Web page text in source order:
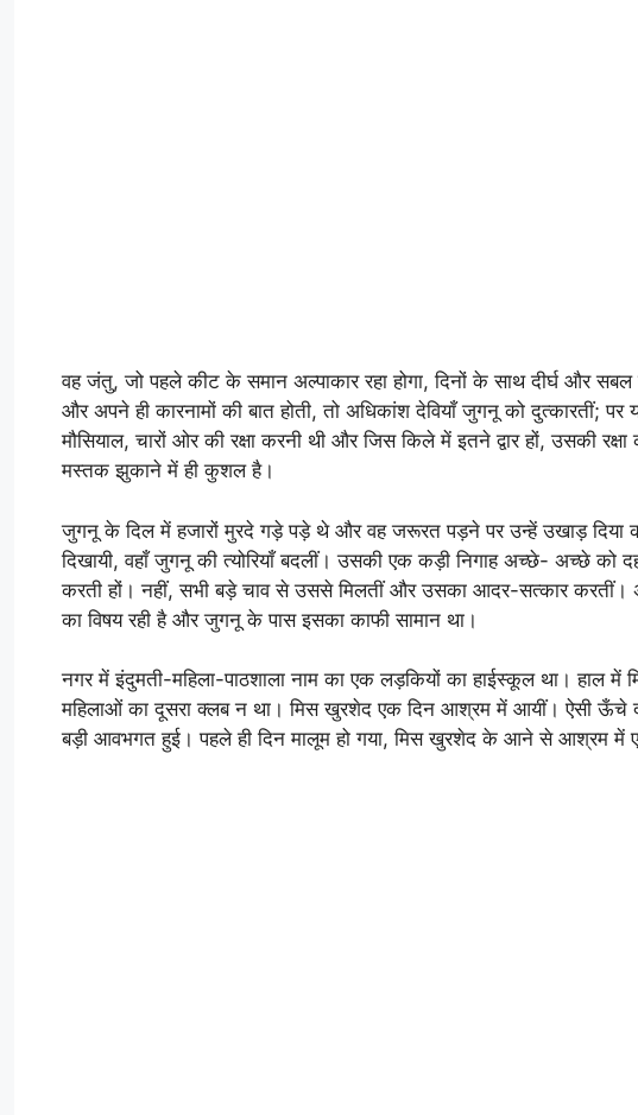
वह जंतु, जो पहले कीट के समान अल्पाकार रहा होगा, दिनों के साथ दीर्घ और
और अपने ही कारनामों की बात होती, तो अधिकांश देवियाँ जुगनू को दुत्कारतीं;
मौसियाल, चारों ओर की रक्षा करनी थी और जिस किले में इतने द्वार हों, उसकी
मस्तक झुकाने में ही कुशल है।
जुगनू के दिल में हजारों मुरदे गड़े पड़े थे और वह जरूरत पड़ने पर उन्हें उखाड़ दिया
दिखायी, वहाँ जुगनू की त्योरियाँ बदलीं। उसकी एक कड़ी निगाह अच्छे- अच्छे को
करती हों। नहीं, सभी बड़े चाव से उससे मिलतीं और उसका आदर-सत्कार करतीं।
का विषय रही है और जुगनू के पास इसका काफी सामान था।
नगर में इंदुमती-महिला-पाठशाला नाम का एक लड़कियों का हाईस्कूल था। हाल
महिलाओं का दूसरा क्लब न था। मिस खुरशेद एक दिन आश्रम में आयीं। ऐसी ऊँचे
बड़ी आवभगत हुई। पहले ही दिन मालूम हो गया, मिस खुरशेद के आने से आश्रम में